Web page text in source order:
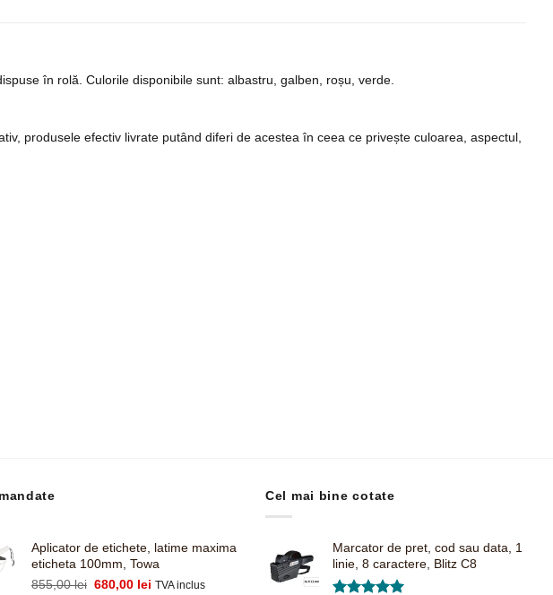
în rolă. Culorile disponibile sunt: albastru, galben, roșu, verde.
produsele efectiv livrate putând diferi de acestea în ceea ce privește culoarea, aspectul,
Aplicator de etichete, latime maxima
eticheta 100mm, Towa
855,00lei Prețul
680,00 lei Prețul
TVA inclus
Cel mai bine cotate
Marcator de pret, cod sau data, 1
linie, 8 caractere, Blitz C8